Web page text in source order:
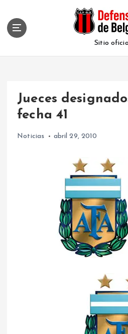
Sitio
Jueces
fecha 41
Noticias abril 29, 2010